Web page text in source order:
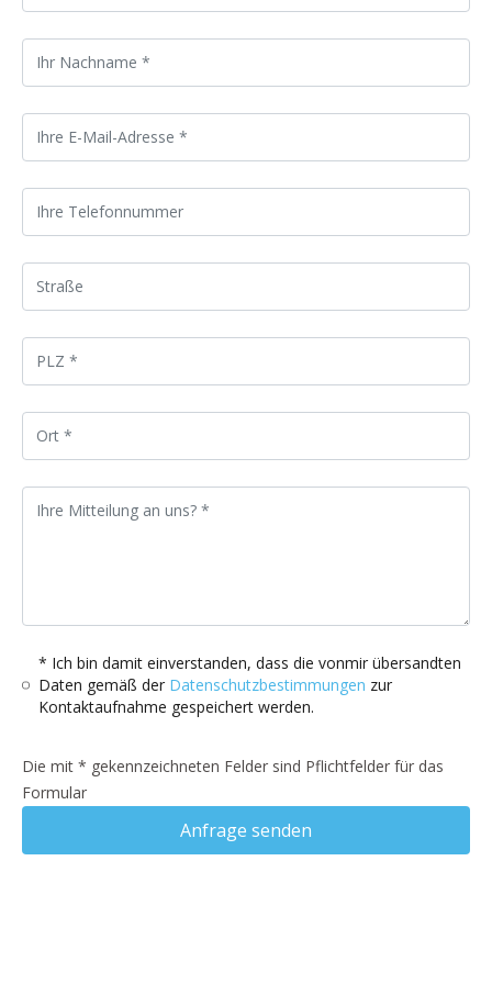
* Ich bin damit einverstanden, dass die vonmir übersandten
Daten gemäß der Datenschutzbestimmungen zur
Kontaktaufnahme gespeichert werden.
Die mit * gekennzeichneten Felder sind Pflichtfelder für das
Formular
Anfrage senden